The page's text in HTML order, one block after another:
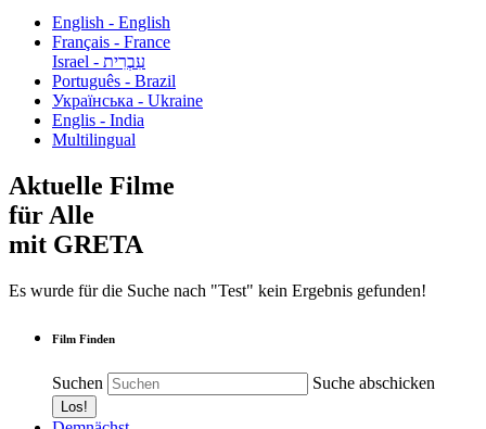
English - English
Français - France
עִבְרִית - Israel
Português - Brazil
Українська - Ukraine
Englis - India
Multilingual
Aktuelle Filme
für Alle
mit GRETA
Es wurde für die Suche nach "Test" kein Ergebnis gefunden!
Film Finden
Suchen Suche abschicken